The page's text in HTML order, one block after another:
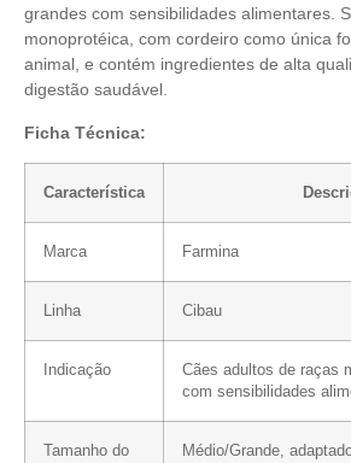
grandes com sensibilidades alimentares.
monoprotéica, com cordeiro como única
animal, e contém ingredientes de alta
digestão saudável.
Ficha Técnica:
Característica
Marca Farmina
Linha Cibau
Indicação
Cães adultos de raças
com sensibilidades
Tamanho do
Médio/Grande,